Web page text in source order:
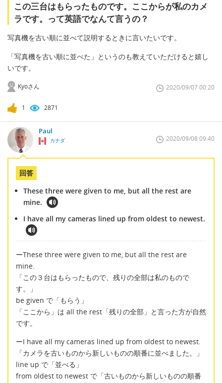
この三台はもらったものです。ここからが私のカメ
ラです。って英語でなんて言うの？
写真機を古い順に並べて説明するときに言いたいです。
「写真機を古い順に並べた」というのも教えていただけると嬉し
いです。
Kyoさん 2020/09/07 00:20
1 2871
Paul
カナダ 2020/09/08 09:40
回答
These three were given to me, but all the rest are
mine.
I have all my cameras lined up from oldest to newest.
ーThese three were given to me, but all the rest are
mine.
「この３台はもらったもので、残りの全部は私のもので
す。」
be given で「もらう」
「ここから」は all the rest「残りの全部」と言った方が自然
です。
ーI have all my cameras lined up from oldest to newest.
「カメラを古いものから新しいものの順番に並べました。」
line up で「並べる」
from oldest to newest で「古いものから新しいものの順番